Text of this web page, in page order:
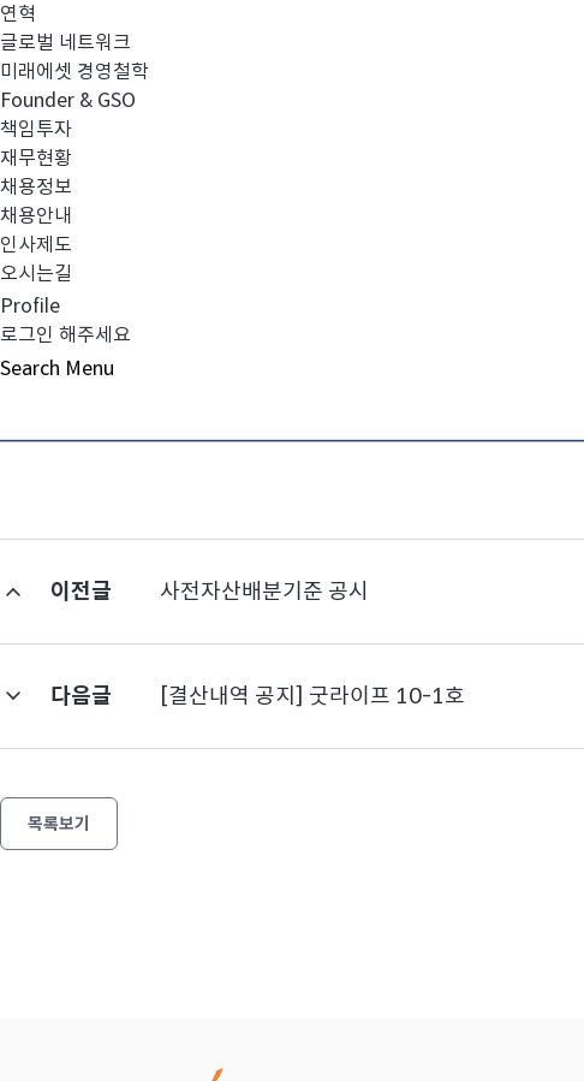
연혁
글로벌 네트워크
미래에셋 경영철학
Founder & GSO
책임투자
재무현황
채용정보
채용안내
인사제도
오시는길
Profile
로그인 해주세요
Search Menu
부로 완료되었음을 알려드립니다.
저희 맵스자산운용은 실질금리가 마이너스인 상황에서도 안정
적인 고수익을 창출하여 고객님의 재산증식에 일익을 담당하는
믿음직한 투자파트너가 될 것입니다.
이전글 사전자산배분기준 공시
다음글 [결산내역 공지] 굿라이프 10-1호
목록보기